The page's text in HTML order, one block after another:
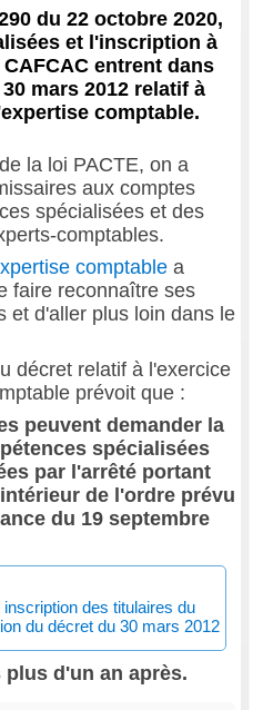
du 22 octobre 2020,
et l'inscription à
entrent dans
mars 2012 relatif à
comptable.
la loi PACTE, on a
aux comptes
spécialisées et des
comptables.
comptable a
faire reconnaître ses
et d'aller plus loin dans le
décret relatif à l'exercice
prévoit que :
peuvent demander la
spécialisées
par l'arrêté portant
de l'ordre prévu
du 19 septembre
des titulaires du
du décret du 30 mars 2012
d'un an après.